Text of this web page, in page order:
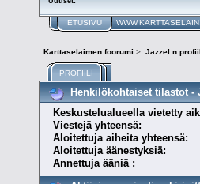
ETUSIVU
Karttaselaimen foorumi > Jazzel:n
PROFIILI
Henkilökohtaiset tilastot -
Keskustelualueella vietetty
Viestejä yhteensä:
Aloitettuja aiheita yhteensä:
Aloitettuja äänestyksiä:
Annettuja ääniä :